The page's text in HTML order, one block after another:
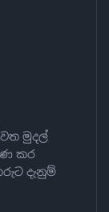
මුදල්
කර
දැනුම්